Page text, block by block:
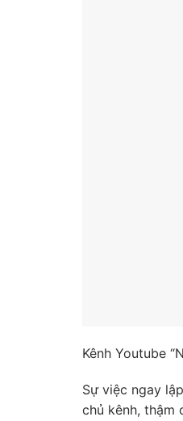
Kênh Youtube
Sự việc ngay
chủ kênh, thậm